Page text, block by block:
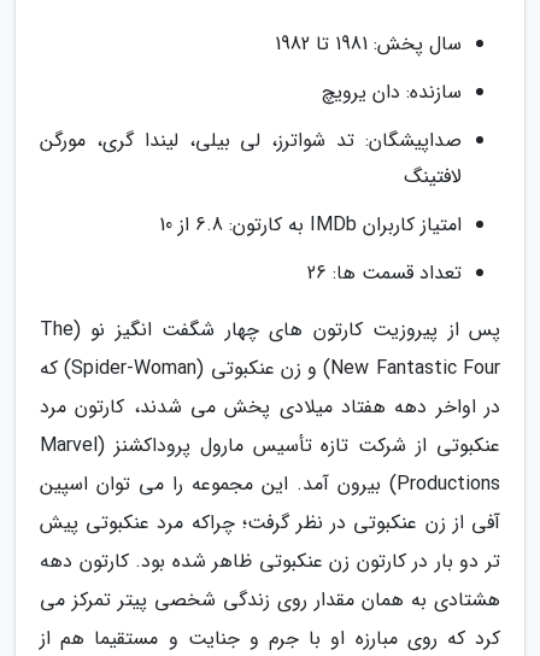
سال پخش: 1981 تا 1982
سازنده: دان یرویچ
صداپیشگان: تد شواترز، لی بیلی، لیندا گری، مورگن
لافتینگ
امتیاز کاربران IMDb به کارتون: 6.8 از 10
تعداد قسمت ها: 26
پس از پیروزیت کارتون های چهار شگفت انگیز نو (The
New Fantastic Four) و زن عنکبوتی (Spider-Woman) که
در اواخر دهه هفتاد میلادی پخش می شدند، کارتون مرد
عنکبوتی از شرکت تازه تأسیس مارول پروداکشنز (Marvel
Productions) بیرون آمد. این مجموعه را می توان اسپین
آفی از زن عنکبوتی در نظر گرفت؛ چراکه مرد عنکبوتی پیش
تر دو بار در کارتون زن عنکبوتی ظاهر شده بود. کارتون دهه
هشتادی به همان مقدار روی زندگی شخصی پیتر تمرکز می
کرد که روی مبارزه او با جرم و جنایت و مستقیما هم از